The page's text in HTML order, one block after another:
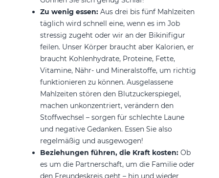
Zu wenig essen: Aus drei bis fünf Mahlzeiten
täglich wird schnell eine, wenn es im Job
stressig zugeht oder wir an der Bikinifigur
feilen. Unser Körper braucht aber Kalorien, er
braucht Kohlenhydrate, Proteine, Fette,
Vitamine, Nähr- und Mineralstoffe, um richtig
funktionieren zu können. Ausgelassene
Mahlzeiten stören den Blutzuckerspiegel,
machen unkonzentriert, verändern den
Stoffwechsel – sorgen für schlechte Laune
und negative Gedanken. Essen Sie also
regelmäßig und ausgewogen!
Beziehungen führen, die Kraft kosten: Ob
es um die Partnerschaft, um die Familie oder
den Freundeskreis geht – hin und wieder